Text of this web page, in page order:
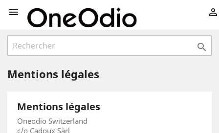
 

Mentions légales
Mentions légales
Oneodio Switzerland
c/o Cadoux Sàrl